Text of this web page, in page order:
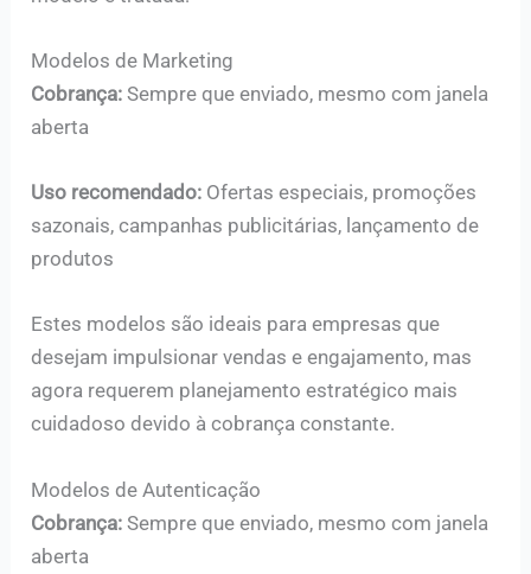
Modelos de Marketing
Cobrança: Sempre que enviado, mesmo com janela
aberta
Uso recomendado: Ofertas especiais, promoções
sazonais, campanhas publicitárias, lançamento de
produtos
Estes modelos são ideais para empresas que
desejam impulsionar vendas e engajamento, mas
agora requerem planejamento estratégico mais
cuidadoso devido à cobrança constante.
Modelos de Autenticação
Cobrança: Sempre que enviado, mesmo com janela
aberta